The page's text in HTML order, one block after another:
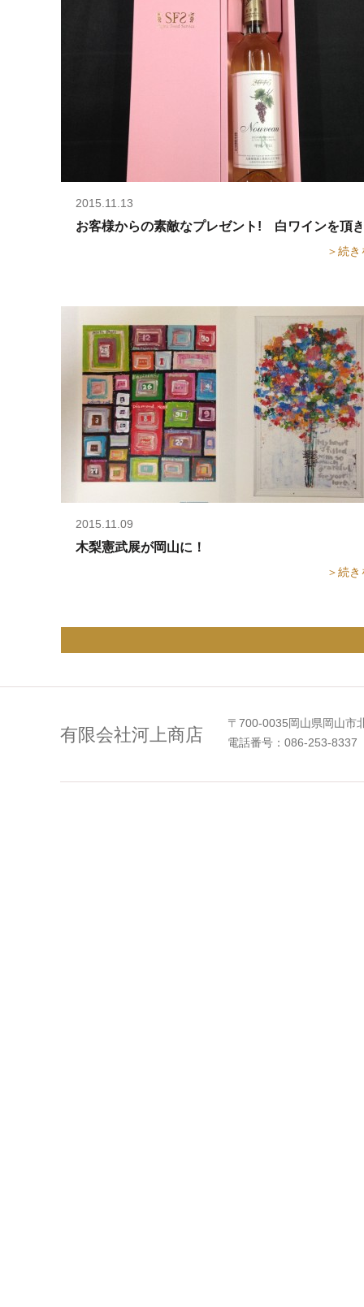
2015.11.13
お客様からの素敵なプレゼント! 白ワインを頂
＞続
2015.11.09
木梨憲武展が岡山に！
＞続
有限会社河上商店
〒700-0035岡山県岡山市
電話番号：086-253-